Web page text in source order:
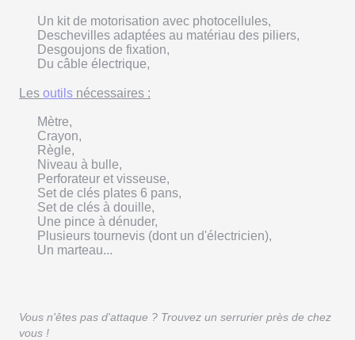
Un kit de motorisation avec photocellules,
Deschevilles adaptées au matériau des piliers,
Desgoujons de fixation,
Du câble électrique,
Les outils nécessaires :
Mètre,
Crayon,
Règle,
Niveau à bulle,
Perforateur et visseuse,
Set de clés plates 6 pans,
Set de clés à douille,
Une pince à dénuder,
Plusieurs tournevis (dont un d'électricien),
Un marteau...
Vous n'êtes pas d'attaque ? Trouvez un serrurier près de chez
vous !